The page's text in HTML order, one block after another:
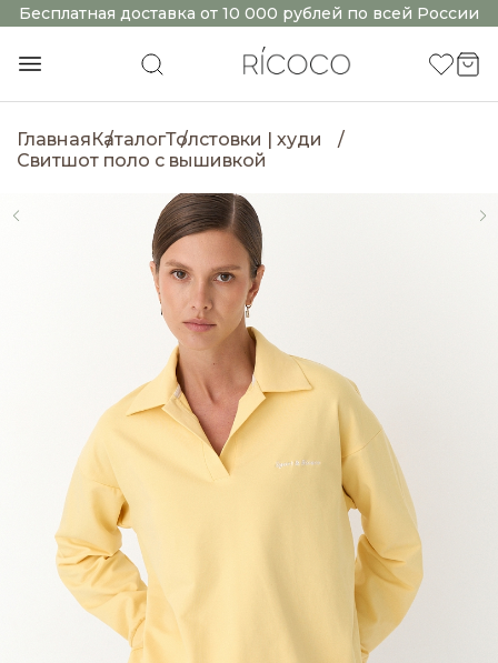
Бесплатная доставка от 10 000 рублей по всей России
ГлавнаяКаталогТолстовки | худи
Свитшот поло с вышивкой